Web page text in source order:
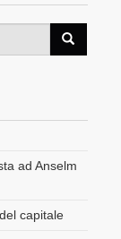
ad Anselm
capitale